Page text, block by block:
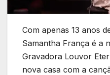
Com apenas 13 anos
Samantha França é a
Gravadora Louvor
nova casa com a